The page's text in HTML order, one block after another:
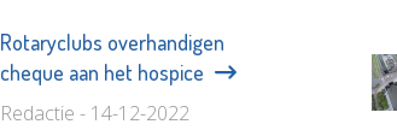
Rotaryclubs overhandigen
cheque aan het hospice
Redactie - 14-12-2022